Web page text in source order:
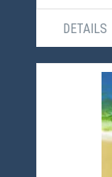
DETAILS